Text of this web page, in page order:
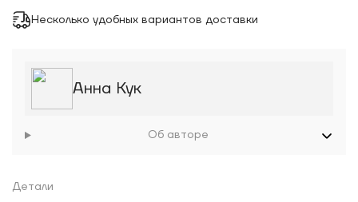
Несколько удобных вариантов доставки
Анна Кук
Об авторе
Детали